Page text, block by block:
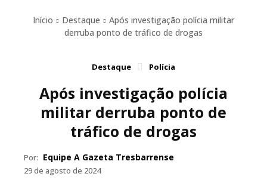
Início Destaque
Após investigação polícia militar
derruba ponto de tráfico de drogas
Destaque Polícia
Após investigação polícia
militar derruba ponto de
tráfico de drogas
Por: Equipe A Gazeta Tresbarrense
29 de agosto de 2024